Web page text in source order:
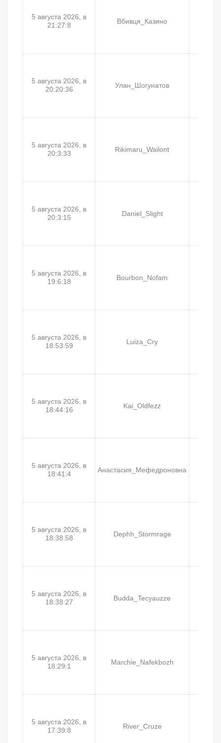
5 августа 2026, в
21:27:8
Вбивця_Казино
5 августа 2026, в
20:20:36
Улан_Шогунатов
5 августа 2026, в
20:3:33
Rikimaru_Wailont
5 августа 2026, в
20:3:15
Daniel_Slight
5 августа 2026, в
19:6:18
Bourbon_Nofam
5 августа 2026, в
18:53:59
Luiza_Cry
5 августа 2026, в
18:44:16
Kai_Oldfezz
5 августа 2026, в
18:41:4
Анастасия_Мефедроновна
5 августа 2026, в
18:38:58
Dephh_Stormrage
5 августа 2026, в
18:38:27
Budda_Tecyauzze
5 августа 2026, в
18:29:1
Marchie_Nafekbozh
5 августа 2026, в
17:39:8
River_Cruze